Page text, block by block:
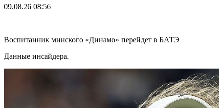
09.08.26 08:56
Воспитанник минского «Динамо» перейдет в БАТЭ
Данные инсайдера.